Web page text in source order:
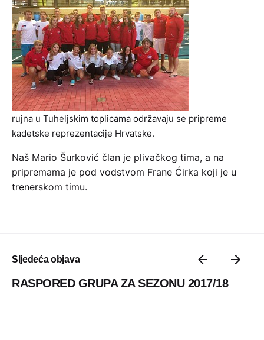
rujna u Tuheljskim toplicama održavaju se pripreme
kadetske reprezentacije Hrvatske.
Naš Mario Šurković član je plivačkog tima, a na
pripremama je pod vodstvom Frane Ćirka koji je u
trenerskom timu.
Sljedeća objava
RASPORED GRUPA ZA SEZONU 2017/18